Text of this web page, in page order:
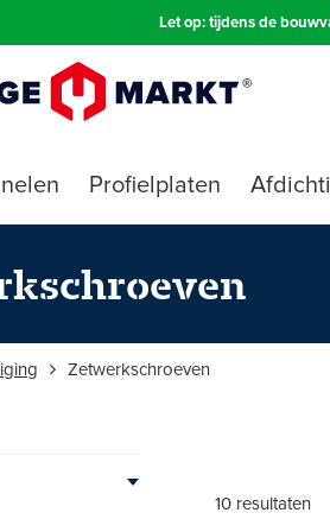
Let op: tijdens de
Profielplaten
Zetwerkschroeven
10 resultaten